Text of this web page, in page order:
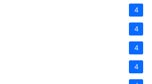
4
4
4
4